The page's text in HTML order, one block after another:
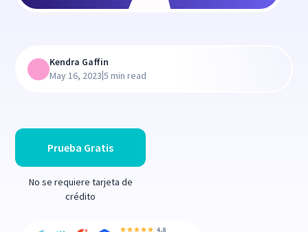
Prueba Gratis
No se requiere tarjeta de
crédito
Kendra Gaffin
May 16, 2023|5 min read